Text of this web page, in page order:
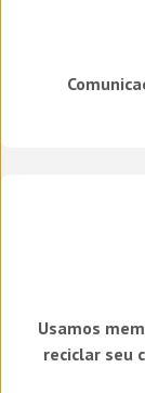
Usamos
reciclar seu